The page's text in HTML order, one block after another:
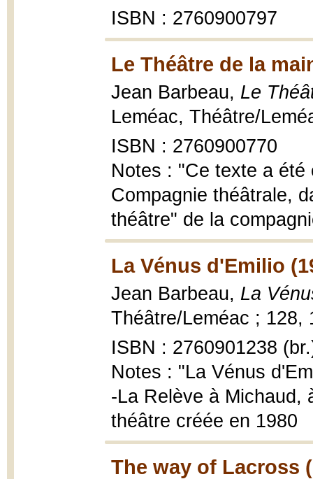
ISBN : 2760900797
Le Théâtre de la
Jean Barbeau, Le
Leméac, Théâtre/
ISBN : 2760900770
Notes : "Ce texte a été
Compagnie théâtrale,
théâtre" de la
La Vénus d'Emilio
Jean Barbeau, La
Théâtre/Leméac ; 128,
ISBN : 2760901238
Notes : "La Vénus
-La Relève à Michaud,
théâtre créée en 1980
The way of Lacross